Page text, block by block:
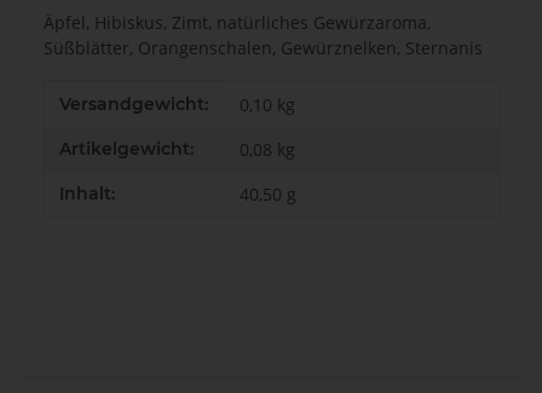
Äpfel, Hibiskus, Zimt, natürliches Gewürzaroma,
Süßblätter, Orangenschalen, Gewürznelken, Sternanis
Produkteigenschaft
Wert
Versandgewicht: 0,10 kg
Artikelgewicht: 0,08 kg
Inhalt: 40,50 g